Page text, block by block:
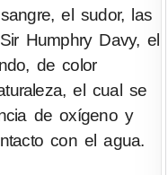
el sudor, las
Humphry Davy, el
de color
el cual se
de oxígeno y
con el agua.